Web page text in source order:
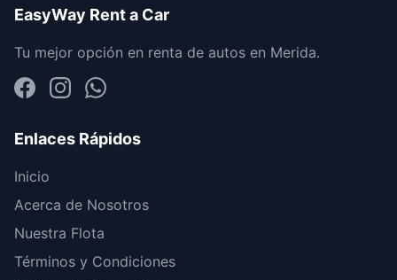
EasyWay Rent a Car
Tu mejor opción en renta de autos en Merida.
Enlaces Rápidos
Inicio
Acerca de Nosotros
Nuestra Flota
Términos y Condiciones